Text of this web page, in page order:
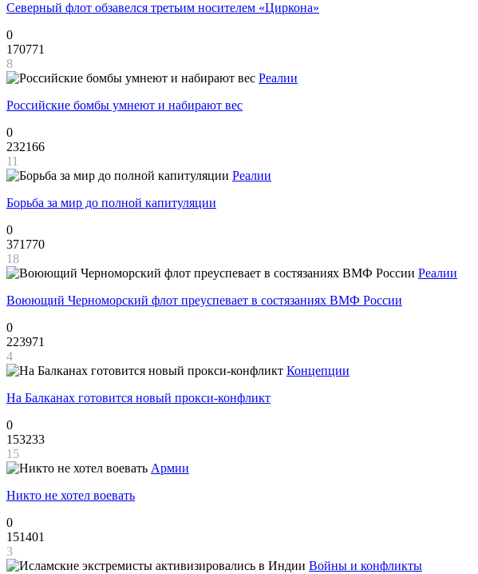
Северный флот обзавелся третьим носителем «Циркона»
0
170771
8
Реалии
Российские бомбы умнеют и набирают вес
0
232166
11
Реалии
Борьба за мир до полной капитуляции
0
371770
18
Реалии
Воюющий Черноморский флот преуспевает в состязаниях ВМФ России
0
223971
4
Концепции
На Балканах готовится новый прокси-конфликт
0
153233
15
Армии
Никто не хотел воевать
0
151401
3
Войны и конфликты